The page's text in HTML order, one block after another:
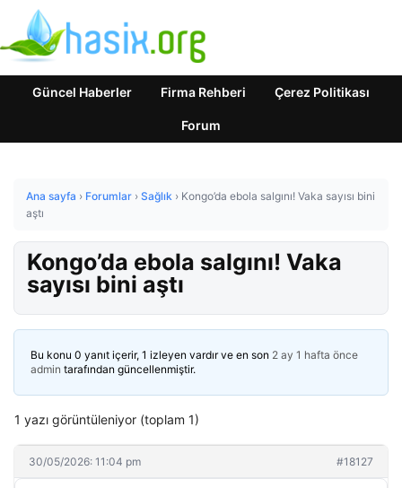
Güncel Haberler Firma Rehberi Çerez Politikası
Forum
Ana sayfa › Forumlar › Sağlık › Kongo’da ebola salgını! Vaka sayısı bini
aştı
Kongo’da ebola salgını! Vaka
sayısı bini aştı
Bu konu 0 yanıt içerir, 1 izleyen vardır ve en son 2 ay 1 hafta önce
admin tarafından güncellenmiştir.
1 yazı görüntüleniyor (toplam 1)
30/05/2026: 11:04 pm #18127